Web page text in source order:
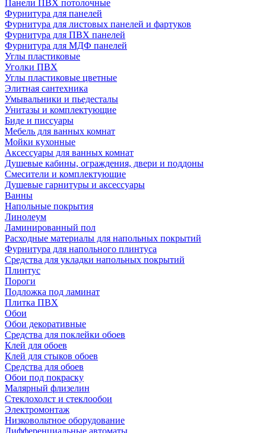
Панели ПВХ потолочные
Фурнитура для панелей
Фурнитура для листовых панелей и фартуков
Фурнитура для ПВХ панелей
Фурнитура для МДФ панелей
Углы пластиковые
Уголки ПВХ
Углы пластиковые цветные
Элитная сантехника
Умывальники и пьедесталы
Унитазы и комплектующие
Биде и писсуары
Мебель для ванных комнат
Мойки кухонные
Аксессуары для ванных комнат
Душевые кабины, ограждения, двери и поддоны
Смесители и комплектующие
Душевые гарнитуры и аксессуары
Ванны
Напольные покрытия
Линолеум
Ламинированный пол
Расходные материалы для напольных покрытий
Фурнитура для напольного плинтуса
Средства для укладки напольных покрытий
Плинтус
Пороги
Подложка под ламинат
Плитка ПВХ
Обои
Обои декоративные
Средства для поклейки обоев
Клей для обоев
Клей для стыков обоев
Средства для обоев
Обои под покраску
Малярный флизелин
Стеклохолст и стеклообои
Электромонтаж
Низковольтное оборудование
Дифференциальные автоматы